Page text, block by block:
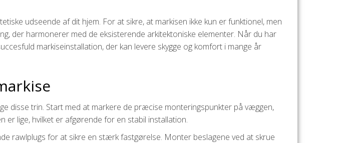
udseende af dit hjem. For at sikre, at markisen ikke kun er funktionel, men
der harmonerer med de eksisterende arkitektoniske elementer. Når du har
markiseinstallation, der kan levere skygge og komfort i mange år
disse trin. Start med at markere de præcise monteringspunkter på væggen,
er lige, hvilket er afgørende for en stabil installation.
rawlplugs for at sikre en stærk fastgørelse. Monter beslagene ved at skrue